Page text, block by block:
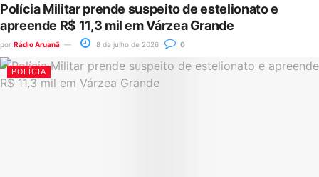
Polícia Militar prende suspeito de estelionato e
apreende R$ 11,3 mil em Várzea Grande
por Rádio Aruanã 8 de julho de 2026 0
POLÍCIA